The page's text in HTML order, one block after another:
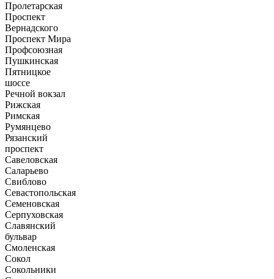
Пролетарская
Проспект
Вернадского
Проспект Мира
Профсоюзная
Пушкинская
Пятницкое
шоссе
Речной вокзал
Рижская
Римская
Румянцево
Рязанский
проспект
Савеловская
Саларьево
Свиблово
Севастопольская
Семеновская
Серпуховская
Славянский
бульвар
Смоленская
Сокол
Сокольники